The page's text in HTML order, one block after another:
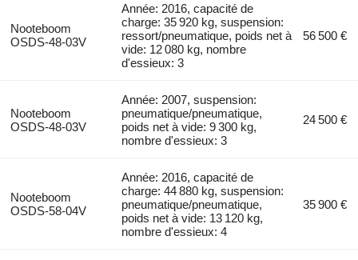
Nooteboom
OSDS-48-03V
Année: 2016, capacité de
charge: 35 920 kg, suspension:
ressort/pneumatique, poids net à
vide: 12 080 kg, nombre
d'essieux: 3
56 500 €
Nooteboom
OSDS-48-03V
Année: 2007, suspension:
pneumatique/pneumatique,
poids net à vide: 9 300 kg,
nombre d'essieux: 3
24 500 €
Nooteboom
OSDS-58-04V
Année: 2016, capacité de
charge: 44 880 kg, suspension:
pneumatique/pneumatique,
poids net à vide: 13 120 kg,
nombre d'essieux: 4
35 900 €